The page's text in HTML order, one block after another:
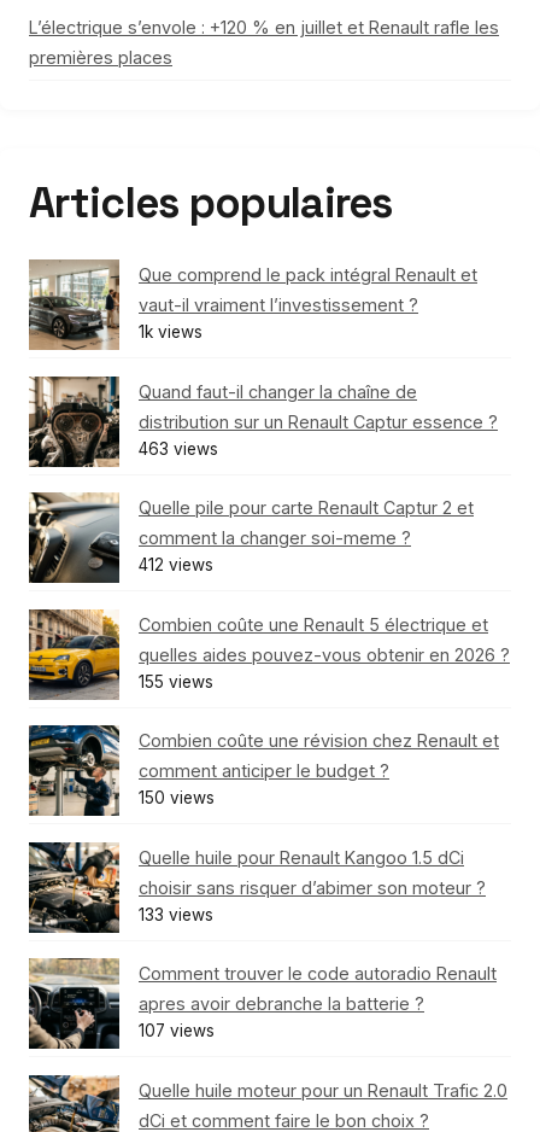
L’électrique s’envole : +120 % en juillet et Renault rafle les
premières places
Articles populaires
Que comprend le pack intégral Renault et
vaut-il vraiment l’investissement ?
1k views
Quand faut-il changer la chaîne de
distribution sur un Renault Captur essence ?
463 views
Quelle pile pour carte Renault Captur 2 et
comment la changer soi-meme ?
412 views
Combien coûte une Renault 5 électrique et
quelles aides pouvez-vous obtenir en 2026 ?
155 views
Combien coûte une révision chez Renault et
comment anticiper le budget ?
150 views
Quelle huile pour Renault Kangoo 1.5 dCi
choisir sans risquer d’abimer son moteur ?
133 views
Comment trouver le code autoradio Renault
apres avoir debranche la batterie ?
107 views
Quelle huile moteur pour un Renault Trafic 2.0
dCi et comment faire le bon choix ?